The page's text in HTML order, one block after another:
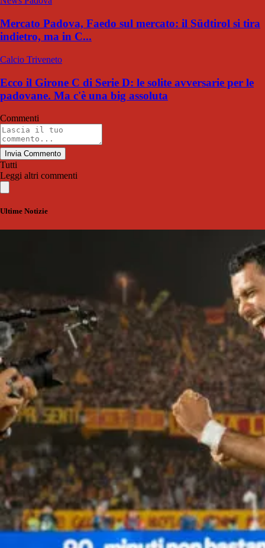
Mercato Padova, Faedo sul mercato: il Südtirol si tira
indietro, ma in C...
Calcio Triveneto
Ecco il Girone C di Serie D: le solite avversarie per le
padovane. Ma c'è una big assoluta
Commenti
Invia Commento
Tutti
Leggi altri commenti
Ultime Notizie